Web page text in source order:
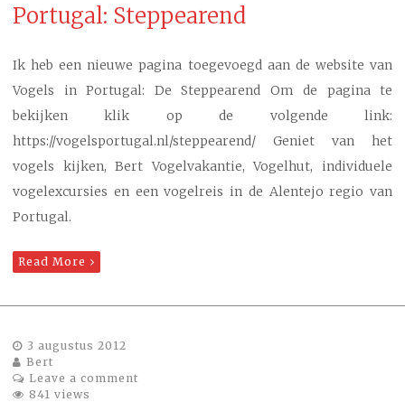
Portugal: Steppearend
Ik heb een nieuwe pagina toegevoegd aan de website van
Vogels in Portugal: De Steppearend Om de pagina te
bekijken klik op de volgende link:
https://vogelsportugal.nl/steppearend/ Geniet van het
vogels kijken, Bert Vogelvakantie, Vogelhut, individuele
vogelexcursies en een vogelreis in de Alentejo regio van
Portugal.
Read More
3 augustus 2012
Bert
Leave a comment
841 views